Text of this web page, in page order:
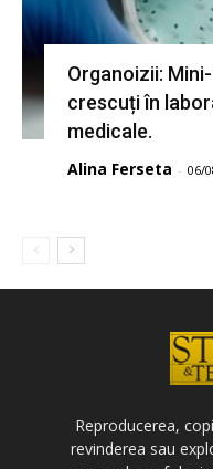
Organoizii:
crescuți în
medicale.
Alina Ferseta - 06/
Reproducerea,
revinderea sau